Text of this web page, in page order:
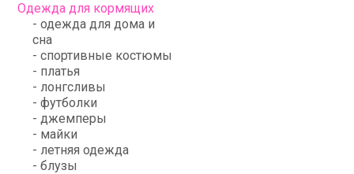
Одежда для кормящих
- одежда для дома и
сна
- спортивные костюмы
- платья
- лонгсливы
- футболки
- джемперы
- майки
- летняя одежда
- блузы